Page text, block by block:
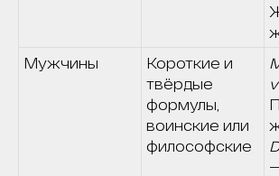
Мужчины
Короткие и
твёрдые
формулы,
воинские или
философские